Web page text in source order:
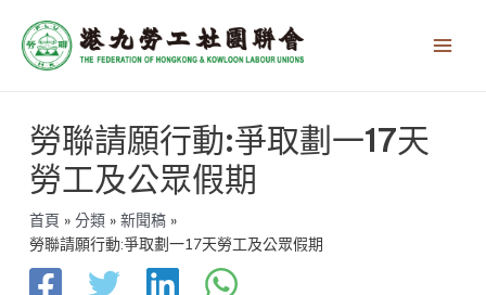
勞聯請願行動:爭取劃一17天
勞工及公眾假期
首頁 分類
新聞稿
勞聯請願行動:爭取劃一17天勞工及公眾假期
章
導